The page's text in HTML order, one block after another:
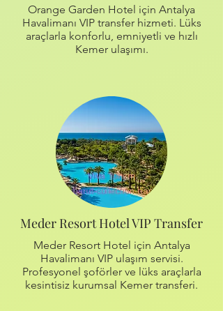
Orange Garden Hotel için Antalya
Havalimanı VIP transfer hizmeti. Lüks
araçlarla konforlu, emniyetli ve hızlı
Kemer ulaşımı.
Meder Resort Hotel VIP Transfer
Meder Resort Hotel için Antalya
Havalimanı VIP ulaşım servisi.
Profesyonel şoförler ve lüks araçlarla
kesintisiz kurumsal Kemer transferi.